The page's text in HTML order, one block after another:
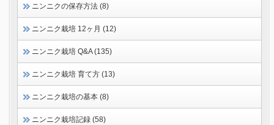
ニンニクの保存方法 (8)
ニンニク栽培 12ヶ月 (12)
ニンニク栽培 Q&A (135)
ニンニク栽培 育て方 (13)
ニンニク栽培の基本 (8)
ニンニク栽培記録 (58)